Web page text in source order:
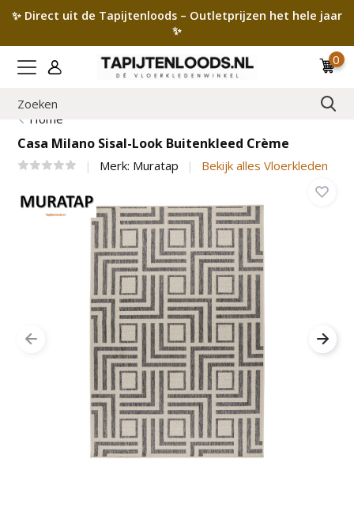
✨ Direct uit de Tapijtenloods – Outletprijzen het hele jaar
✨
0
Home
Casa Milano Sisal-Look Buitenkleed Crème
Merk: Muratap Bekijk alles Vloerkleden